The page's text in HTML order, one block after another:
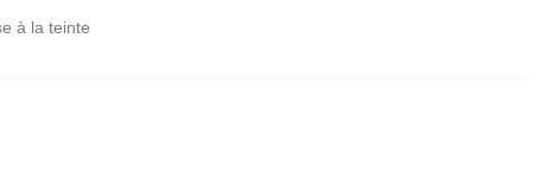
à la teinte